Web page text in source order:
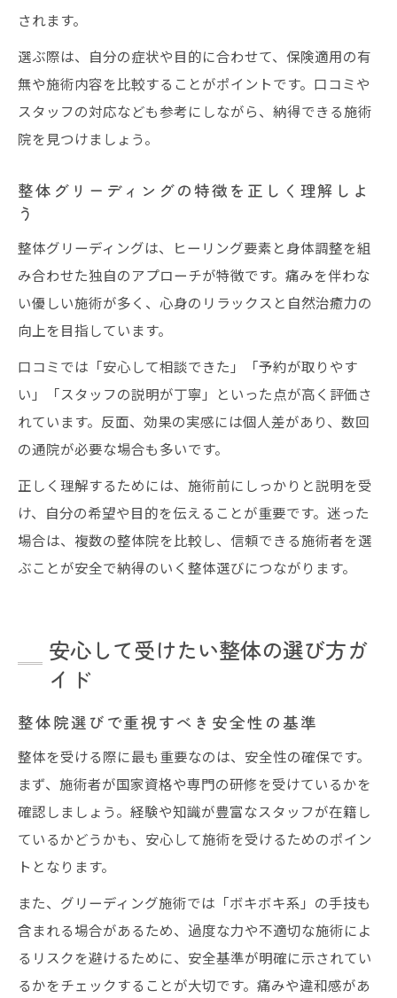
されます。
選ぶ際は、自分の症状や目的に合わせて、保険適用の有
無や施術内容を比較することがポイントです。口コミや
スタッフの対応なども参考にしながら、納得できる施術
院を見つけましょう。
整体グリーディングの特徴を正しく理解しよ
う
整体グリーディングは、ヒーリング要素と身体調整を組
み合わせた独自のアプローチが特徴です。痛みを伴わな
い優しい施術が多く、心身のリラックスと自然治癒力の
向上を目指しています。
口コミでは「安心して相談できた」「予約が取りやす
い」「スタッフの説明が丁寧」といった点が高く評価さ
れています。反面、効果の実感には個人差があり、数回
の通院が必要な場合も多いです。
正しく理解するためには、施術前にしっかりと説明を受
け、自分の希望や目的を伝えることが重要です。迷った
場合は、複数の整体院を比較し、信頼できる施術者を選
ぶことが安全で納得のいく整体選びにつながります。
安心して受けたい整体の選び方ガ
イド
整体院選びで重視すべき安全性の基準
整体を受ける際に最も重要なのは、安全性の確保です。
まず、施術者が国家資格や専門の研修を受けているかを
確認しましょう。経験や知識が豊富なスタッフが在籍し
ているかどうかも、安心して施術を受けるためのポイン
トとなります。
また、グリーディング施術では「ボキボキ系」の手技も
含まれる場合があるため、過度な力や不適切な施術によ
るリスクを避けるために、安全基準が明確に示されてい
るかをチェックすることが大切です。痛みや違和感があ